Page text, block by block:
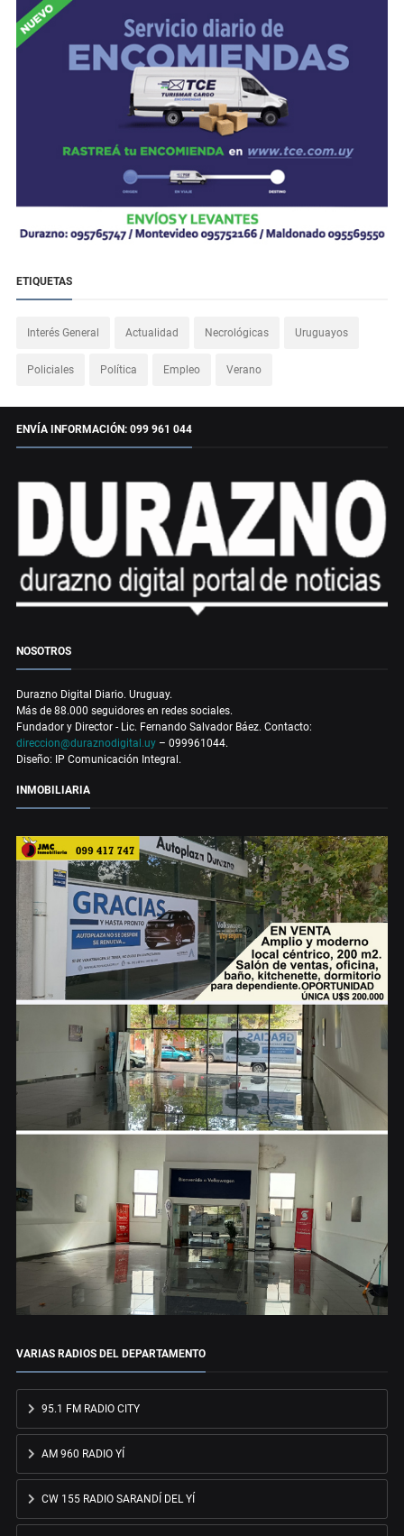
ETIQUETAS
Interés General Actualidad Necrológicas Uruguayos
Policiales Política Empleo Verano
ENVÍA INFORMACIÓN: 099 961 044
NOSOTROS
Durazno Digital Diario. Uruguay.
Más de 88.000 seguidores en redes sociales.
Fundador y Director - Lic. Fernando Salvador Báez. Contacto:
direccion@duraznodigital.uy – 099961044.
Diseño: IP Comunicación Integral.
INMOBILIARIA
VARIAS RADIOS DEL DEPARTAMENTO
95.1 FM RADIO CITY
AM 960 RADIO YÍ
CW 155 RADIO SARANDÍ DEL YÍ